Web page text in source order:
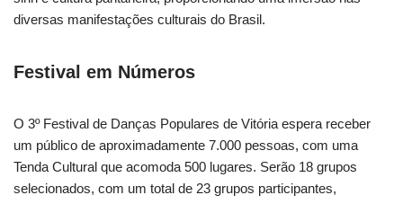
diversas manifestações culturais do Brasil.
Festival em Números
O 3º Festival de Danças Populares de Vitória espera receber
um público de aproximadamente 7.000 pessoas, com uma
Tenda Cultural que acomoda 500 lugares. Serão 18 grupos
selecionados, com um total de 23 grupos participantes,